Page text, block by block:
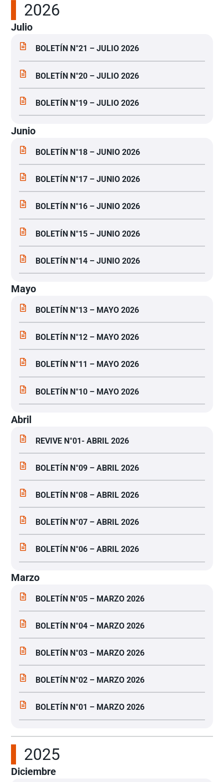
2026
Julio
BOLETÍN N°21 – JULIO 2026
BOLETÍN N°20 – JULIO 2026
BOLETÍN N°19 – JULIO 2026
Junio
BOLETÍN N°18 – JUNIO 2026
BOLETÍN N°17 – JUNIO 2026
BOLETÍN N°16 – JUNIO 2026
BOLETÍN N°15 – JUNIO 2026
BOLETÍN N°14 – JUNIO 2026
Mayo
BOLETÍN N°13 – MAYO 2026
BOLETÍN N°12 – MAYO 2026
BOLETÍN N°11 – MAYO 2026
BOLETÍN N°10 – MAYO 2026
Abril
REVIVE N°01- ABRIL 2026
BOLETÍN N°09 – ABRIL 2026
BOLETÍN N°08 – ABRIL 2026
BOLETÍN N°07 – ABRIL 2026
BOLETÍN N°06 – ABRIL 2026
Marzo
BOLETÍN N°05 – MARZO 2026
BOLETÍN N°04 – MARZO 2026
BOLETÍN N°03 – MARZO 2026
BOLETÍN N°02 – MARZO 2026
BOLETÍN N°01 – MARZO 2026
2025
Diciembre